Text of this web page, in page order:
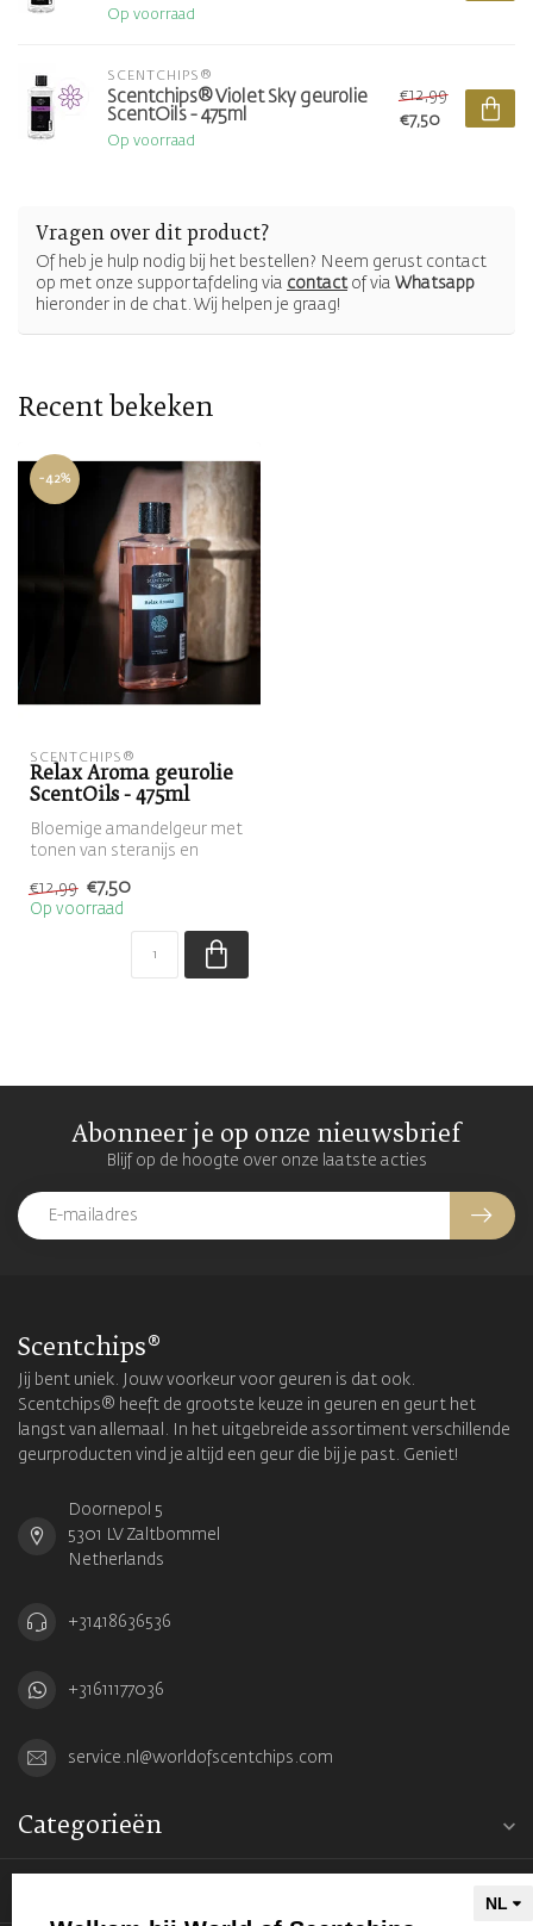
Op voorraad
SCENTCHIPS®
Scentchips® Violet Sky geurolie
ScentOils - 475ml
Op voorraad
€12,99
€7,50
Vragen over dit product?
Of heb je hulp nodig bij het bestellen? Neem gerust contact
op met onze supportafdeling via contactof via Whatsapp
hieronder in de chat. Wij helpen je graag!
Recent bekeken
-42%
SCENTCHIPS®
Relax Aroma geurolie
ScentOils - 475ml
Bloemige amandelgeur met
tonen van steranijs en
€12,99 €7,50
Op voorraad
Abonneer je op onze nieuwsbrief
Blijf op de hoogte over onze laatste acties
Scentchips®
Jij bent uniek. Jouw voorkeur voor geuren is dat ook.
Scentchips® heeft de grootste keuze in geuren en geurt het
langst van allemaal. In het uitgebreide assortiment verschillende
geurproducten vind je altijd een geur die bij je past. Geniet!
Doornepol 5
5301 LV Zaltbommel
Netherlands
+31418636536
+31611177036
service.nl@worldofscentchips.com
Categorieën